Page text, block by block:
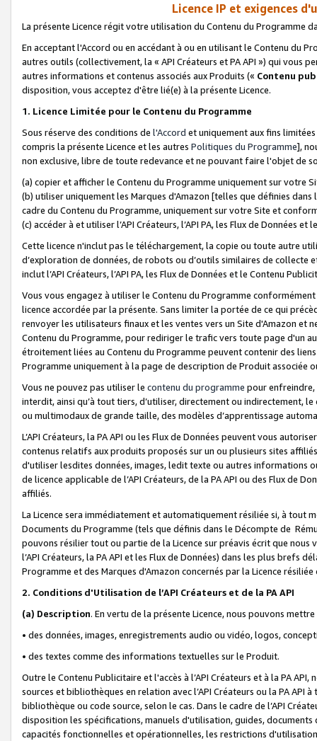
Licence IP et exigences
La présente Licence régit votre utilisation du Contenu du Programme
En acceptant l'Accord ou en accédant à ou en utilisant le Contenu du
autres outils (collectivement, la « API Créateurs et PA API ») qui vous
autres informations et contenus associés aux Produits (« Contenu
disposition, vous acceptez d'être lié(e) à la présente Licence.
1. Licence Limitée pour le Contenu du Programme
Sous réserve des conditions de l'Accord et uniquement aux fins
compris la présente Licence et les autres Politiques du Programme],
non exclusive, libre de toute redevance et ne pouvant faire l'objet de
(a) copier et afficher le Contenu du Programme uniquement sur votre
(b) utiliser uniquement les Marques d'Amazon [telles que définies dans
cadre du Contenu du Programme, uniquement sur votre Site et
(c) accéder à et utiliser l’API Créateurs, l’API PA, les Flux de Données
Cette licence n'inclut pas le téléchargement, la copie ou toute autre
d’exploration de données, de robots ou d’outils similaires de
inclut l’API Créateurs, l’API PA, les Flux de Données et le Contenu
Vous vous engagez à utiliser le Contenu du Programme
licence accordée par la présente. Sans limiter la portée de ce qui
renvoyer les utilisateurs finaux et les ventes vers un Site d'Amazon et
Contenu du Programme, pour rediriger le trafic vers toute page d'un
étroitement liées au Contenu du Programme peuvent contenir des
Programme uniquement à la page de description de Produit associée
Vous ne pouvez pas utiliser le contenu du programme pour
interdit, ainsi qu’à tout tiers, d’utiliser, directement ou indirectement,
ou multimodaux de grande taille, des modèles d’apprentissage
L’API Créateurs, la PA API ou les Flux de Données peuvent vous
contenus relatifs aux produits proposés sur un ou plusieurs sites
d'utiliser lesdites données, images, ledit texte ou autres informations
de licence applicable de l’API Créateurs, de la PA API ou des Flux de
affiliés.
La Licence sera immédiatement et automatiquement résiliée si, à
Documents du Programme (tels que définis dans le Décompte de
pouvons résilier tout ou partie de la Licence sur préavis écrit que
l’API Créateurs, la PA API et les Flux de Données) dans les plus
Programme et des Marques d'Amazon concernés par la Licence
2. Conditions d'Utilisation de l’API Créateurs et de la PA API
(a) Description. En vertu de la présente Licence, nous pouvons
• des données, images, enregistrements audio ou vidéo, logos,
• des textes comme des informations textuelles sur le Produit.
Outre le Contenu Publicitaire et l'accès à l’API Créateurs et à la PA
sources et bibliothèques en relation avec l’API Créateurs ou la PA
bibliothèque ou code source, selon le cas. Dans le cadre de l’API
disposition les spécifications, manuels d'utilisation, guides,
capacités fonctionnelles et opérationnelles, les restrictions